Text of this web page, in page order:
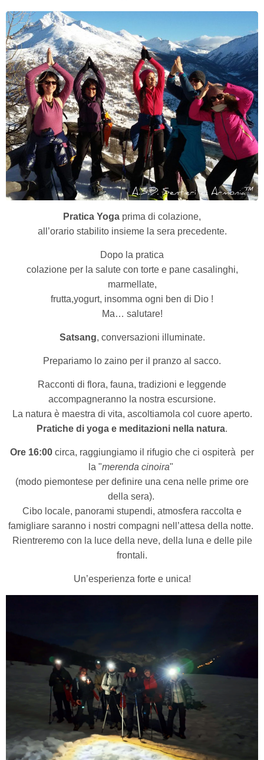
Pratica Yoga prima di colazione,
all’orario stabilito insieme la sera precedente.
Dopo la pratica
colazione per la salute con torte e pane casalinghi,
marmellate,
frutta,yogurt, insomma ogni ben di Dio !
Ma… salutare!
Satsang, conversazioni illuminate.
Prepariamo lo zaino per il pranzo al sacco.
Racconti di flora, fauna, tradizioni e leggende
accompagneranno la nostra escursione.
La natura è maestra di vita, ascoltiamola col cuore aperto.
Pratiche di yoga e meditazioni nella natura.
Ore 16:00 circa, raggiungiamo il rifugio che ci ospiterà per
la "merenda cinoira"
(modo piemontese per definire una cena nelle prime ore
della sera).
Cibo locale, panorami stupendi, atmosfera raccolta e
famigliare saranno i nostri compagni nell’attesa della notte.
Rientreremo con la luce della neve, della luna e delle pile
frontali.
Un’esperienza forte e unica!